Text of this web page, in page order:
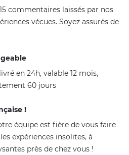
commentaires laissés par nos
vécues. Soyez assurés de
en 24h, valable 12 mois,
60 jours
!
équipe est fière de vous faire
expériences insolites, à
près de chez vous !